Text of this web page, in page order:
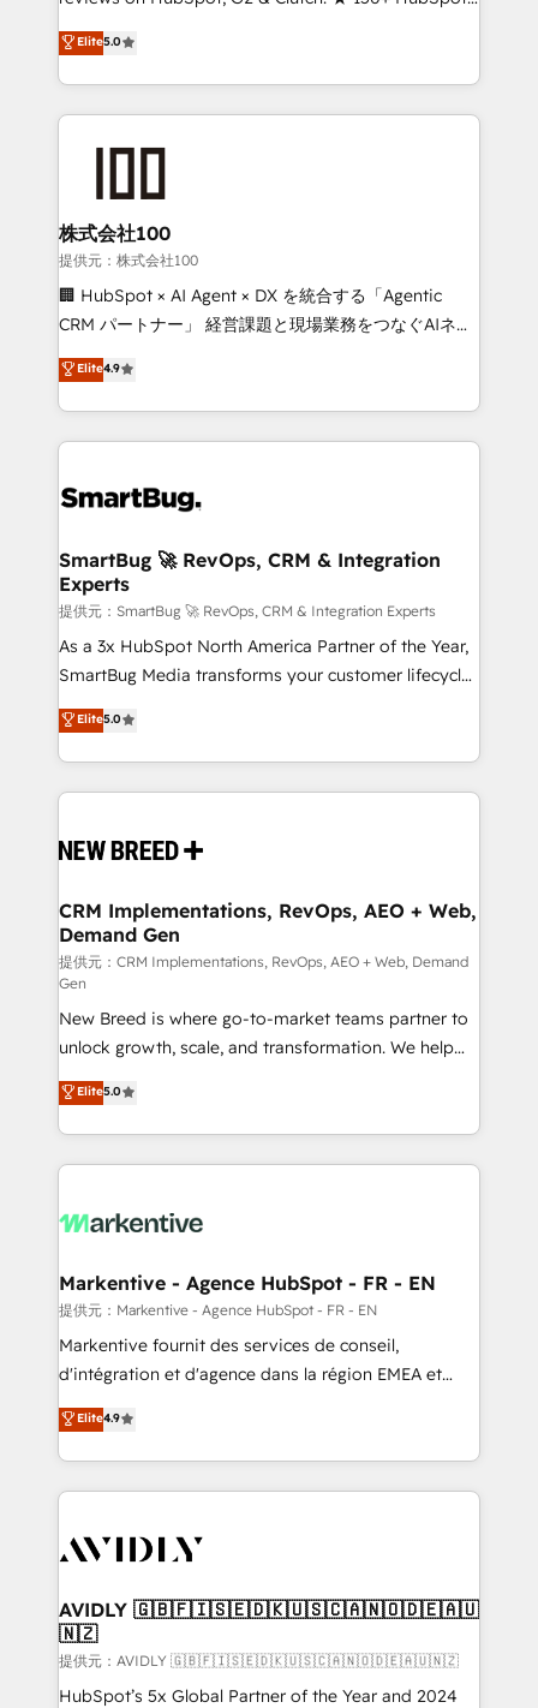
Certified Experts & Trainers across the team ★
1,500+ implementations across five continents ★ AI-
First, RevOps-led, Onboarding obsessed ★
Company of the Year 2024/25 INSIDEA helps
and build AI-powered workflows that drive adoption
from week one, in your time zone. What we do ➤
Onboarding: Live in weeks, with workflows built
around your business, not a template. ➤ Migration:
Move from any legacy CRM. Zero downtime, full data
run your revenue process. Sales, marketing, and
service wired together. ➤ AI and Integrations: Layer
tune-ups, feature rollouts, adoption coaching. Buying
HubSpot, switching to it, or reviving a stale portal?
We are built for the work.
Elite5.0
株式会社100
提供元：株式会社100
🏢 HubSpot × AI Agent × DX を統合する「Agentic
CRM パートナー」 経営課題と現場業務をつなぐAIネイ
ティブ・エージェンシーとして、HubSpot Eliteの実装
力で顧客フロント業務を再設計します。 💡 100inc は何
をする会社か？ HubSpotを共通基盤に、AIエージェン
トを組み込んだ顧客フロント業務（マーケティング・営
ィブ・エージェンシーです。事業部・グループ会社・部
を、CRMを軸とした全社共通基盤に再構築します。意
思決定者・PMO・現場担当者に並走します。 1️⃣
HubSpot導入・活用支援 顧客データの一元化から、
GTMの見える化・自動化まで。全Hub統合運用、デー
タ品質設計、グループ横断のCRM統合に対応します。
の一部をAIが自律実行する組織への移行を設計・実装。
Breeze・Claude等をHubSpotと連携させ、役割定義・
革を、構想から実装・定着までPMOとして主導。「設
の統合・浸透・変革管理を実行します。 ▸ CMS戦略設
計・構築：リード獲得・CVR・SEOを前提にした情報設
計・導線設計・テンプレート設計をContent Hubで一体
提供。 ▸ 既存CRM・MAからの移行支援：Salesforce・
Marketo・Pardot等からの移行、カスタム設計、履歴
データ移行と活用設計まで。 ▸ AEO対応：ChatGPT・
ンツとサイト構造を最適化。 🏆 なぜ100incを選ぶの
か？ ✓ HubSpot Eliteパートナー認定 ✓ HubSpotアワ
ード受賞・HUGリーダー ✓ ISO27001:2022 /
HubSpot大百科 出版 CRM・AI活用に関するご相談、現
せください。
Elite4.9
SmartBug 🚀 RevOps, CRM & Integration
Experts
提供元：SmartBug 🚀 RevOps, CRM & Integration Experts
As a 3x HubSpot North America Partner of the Year,
SmartBug Media transforms your customer lifecycle
into a revenue engine. Our unified ecosystem
includes specialized divisions Globalia (AI &
Software) and Point Success Media (Paid Media),
making this the official home for all three brands. 🔄
and system integrations powered by Globalia’s
trainers to drive platform adoption. 📈 Revenue
Generation - Full-funnel marketing and high-
performance advertising via Point Success Media. -
Expert deployment of Breeze AI and custom agents
to automate growth. 🏆 Elite Excellence - 8 platform
accreditations and deep HIPAA-compliance
expertise. - A team of 250+ experts dedicated to
your resilient growth.
Elite5.0
CRM Implementations, RevOps, AEO + Web,
Demand Gen
提供元：CRM Implementations, RevOps, AEO + Web, Demand
Gen
New Breed is where go-to-market teams partner to
unlock growth, scale, and transformation. We help
companies activate HubSpot’s AI-powered
customer platform and operationalize HubSpot’s
Loop Marketing framework through expert-led
services, smart agents, and purpose-built apps,
results, fast. ⚙️CRM & RevOps: Align all Hubs to your
🎯Demand Gen & ABM: Drive pipeline with inbound,
ABM, AEO, SEO, & paid media. 👩‍💻Web Design:
Build high-performing websites with UX, messaging,
& conversion strategy that drive results. 🤖AI
AI, & maximize AEO with tailored AI services. 🧩
Integrations: Extend HubSpot with custom
Elite5.0
Markentive - Agence HubSpot - FR - EN
提供元：Markentive - Agence HubSpot - FR - EN
Markentive fournit des services de conseil,
d'intégration et d'agence dans la région EMEA et
North America. Avec plus de 115 experts en
marketing automation, Growth, Revops, CRM et
webdesign. Markentive is both a consulting firm, a
digital agency and an integrator. With over 115
CRM and webdesign (We focus on EMEA - USA
Elite4.9
AVIDLY 🇬🇧🇫🇮🇸🇪🇩🇰🇺🇸🇨🇦🇳🇴🇩🇪🇦🇺
🇳🇿
提供元：AVIDLY 🇬🇧🇫🇮🇸🇪🇩🇰🇺🇸🇨🇦🇳🇴🇩🇪🇦🇺🇳🇿
HubSpot’s 5x Global Partner of the Year and 2024